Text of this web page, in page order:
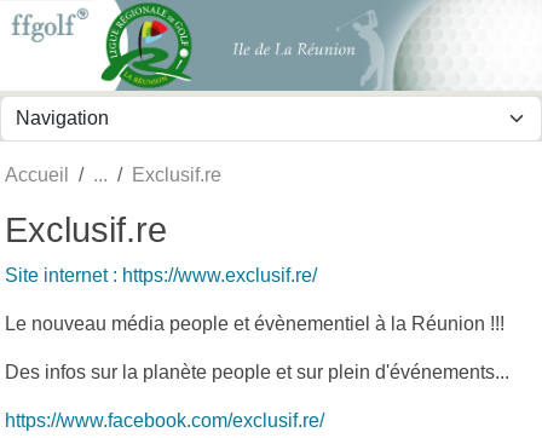
Accueil Exclusif.re
Exclusif.re
Site internet : https://www.exclusif.re/
Le nouveau média people et évènementiel à la Réunion !!!
Des infos sur la planète people et sur plein d'événements...
https://www.facebook.com/exclusif.re/
Panneau de gestion des cookies